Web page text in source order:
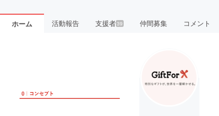
ホーム 活動報告 支援者39 仲間募集 コメント